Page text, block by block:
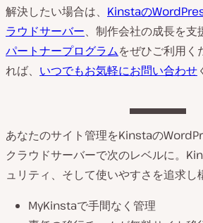
解決したい場合は、 Kinstaの
ラウドサーバー、制作会社の成長を支
パートナープログラムをぜひご利用く
れば、 いつでもお気軽にお問い合わせ
あなたのサイト管理をKinstaの
クラウドサーバーで次のレベルに。
ュリティ、そして使いやすさを追求し
MyKinstaで手間なく管理